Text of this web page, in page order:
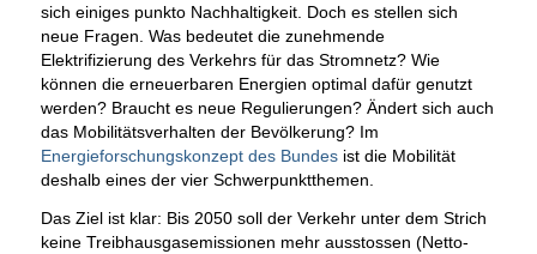
sich einiges punkto Nachhaltigkeit. Doch es stellen sich
neue Fragen. Was bedeutet die zunehmende
Elektrifizierung des Verkehrs für das Stromnetz? Wie
können die erneuerbaren Energien optimal dafür genutzt
werden? Braucht es neue Regulierungen? Ändert sich auch
das Mobilitätsverhalten der Bevölkerung? Im
Energieforschungskonzept des Bundesist die Mobilität
deshalb eines der vier Schwerpunktthemen.
Das Ziel ist klar: Bis 2050 soll der Verkehr unter dem Strich
keine Treibhausgasemissionen mehr ausstossen (Netto-